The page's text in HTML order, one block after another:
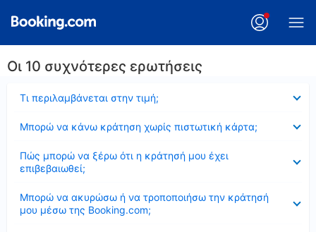
Οι 10 συχνότερες ερωτήσεις
Τι περιλαμβάνεται στην τιμή;
Μπορώ να κάνω κράτηση χωρίς πιστωτική κάρτα;
Πώς μπορώ να ξέρω ότι η κράτησή μου έχει
επιβεβαιωθεί;
Μπορώ να ακυρώσω ή να τροποποιήσω την κράτησή
μου μέσω της Booking.com;